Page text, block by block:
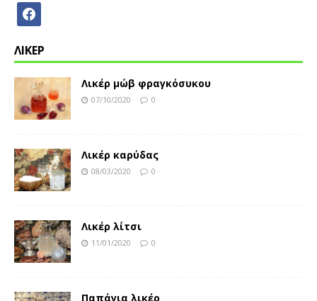
ΛΙΚΕΡ
Λικέρ μώβ φραγκόσυκου
07/10/2020 0
Λικέρ καρύδας
08/03/2020 0
Λικέρ λίτσι
11/01/2020 0
Παπάγια λικέρ